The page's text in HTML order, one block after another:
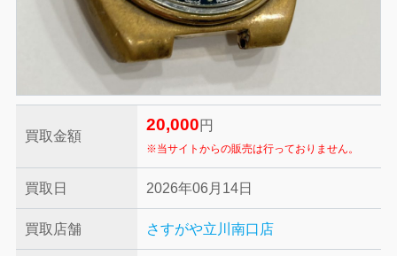
買取金額
20,000 円
※当サイトからの販売は行っておりません。
買取日 2026年06月14日
買取店舗 さすがや立川南口店